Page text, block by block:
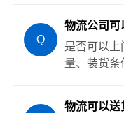
Q
物流公司可
是否可以
量、装货条
物流可以送